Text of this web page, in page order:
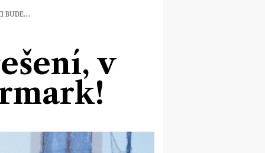
BUDE…
v